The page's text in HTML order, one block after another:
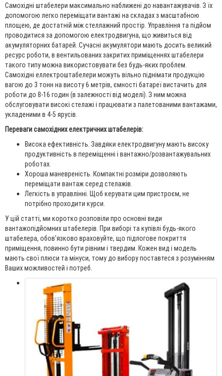
Самохідні штабелери максимально наближені до навантажувачів. З їх
допомогою легко переміщати вантажі на складах з масштабною
площею, де достатній між стеллажний простір. Управління та підйом
проводитися за допомогою електродвигуна, що живиться від
акумуляторних батарей. Сучасні акумулятори мають досить великий
ресурс роботи, в вентильованих закритих приміщеннях штабелери
такого типу можна використовувати без будь-яких проблем.
Самохідні еллектроштабелери можуть вільно піднімати продукцію
вагою до 3 тонн на висоту 6 метрів, ємності батареї вистачить для
роботи до 8-16 годин (в залежності від моделі). З ним можна
обслуговувати високі стелажі і працювати з палетованими вантажами,
укладеними в 4-5 ярусів.
Переваги самохідних електричних штабелерів:
Висока ефективність. Завдяки електродвигуну мають високу
продуктивність в переміщенні і вантажно/розвантажувальних
роботах.
Хороша маневреність. Компактні розміри дозволяють
переміщати вантаж серед стелажів.
Легкість в управлінні. Щоб керувати цим пристроєм, не
потрібно проходити курси.
У цій статті, ми коротко розповіли про основні види
вантажопідйомних штабелерів. При виборі та купівлі будь-якого
штабелера, обов'язково враховуйте, що підлогове покриття
приміщення, повинно бути рівним і твердим. Кожен вид і модель
мають свої плюси та мінуси, тому до вибору поставтеся з розумінням
Ваших можливостей і потреб.